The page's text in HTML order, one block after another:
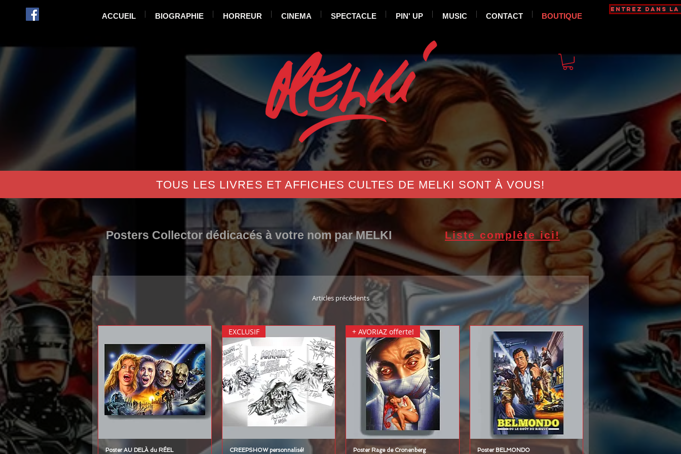
ACCUEIL BIOGRAPHIE HORREUR CINEMA SPECTACLE PIN' UP MUSIC CONTACT BOUTIQUE
Entrez dans la
TOUS LES LIVRES ET AFFICHES CULTES DE MELKI SONT À VOUS!
Posters Collector dédicacés à votre nom par MELKI Liste complète ici!
Articles précédents
Poster AU DELÀ du RÉEL
EXCLUSIF
CREEPSHOW personnalisé!
+ AVORIAZ offerte!
Poster Rage de Cronenberg Poster BELMONDO